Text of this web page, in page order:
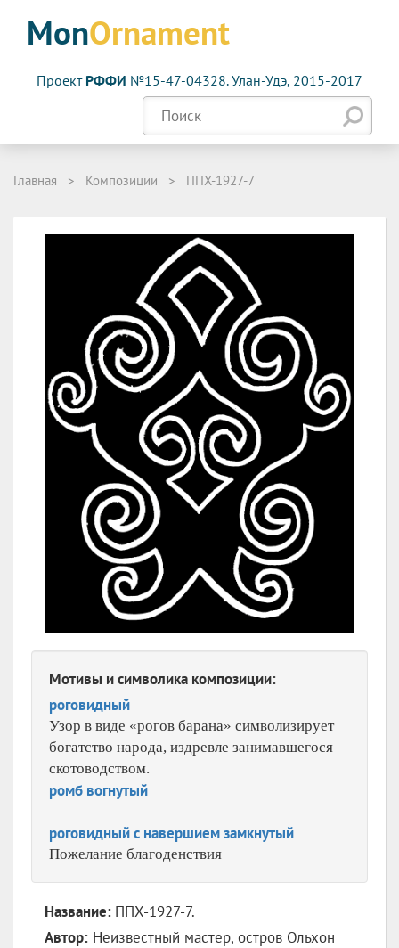
MonOrnament
Проект РФФИ №15-47-04328. Улан-Удэ, 2015-2017
Главная > Композиции > ППХ-1927-7
Мотивы и символика композиции:
роговидный
Узор в виде «рогов барана» символизирует
богатство народа, издревле занимавшегося
скотоводством.
ромб вогнутый
роговидный с навершием замкнутый
Пожелание благоденствия
Название: ППХ-1927-7.
Автор: Неизвестный мастер, остров Ольхон